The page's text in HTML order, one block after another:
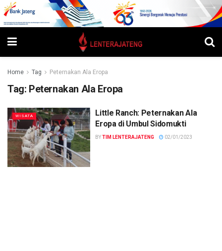
Home Tag Peternakan Ala Eropa
Tag: Peternakan Ala Eropa
WISATA
Little Ranch: Peternakan Ala
Eropa di Umbul Sidomukti
BYTIM LENTERAJATENG 02/01/2023